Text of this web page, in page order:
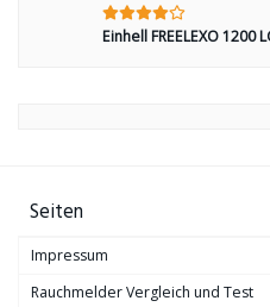
Einhell FREELEXO 1200
Seiten
Impressum
Rauchmelder Vergleich und Test